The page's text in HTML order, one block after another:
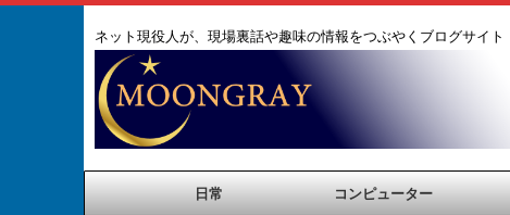
ネット現役人が、現場裏話や趣味の情報をつぶやくブログサイト
日常 コンピューター